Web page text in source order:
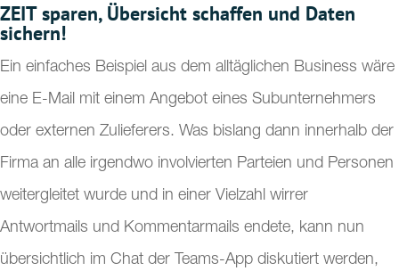
ZEIT sparen, Übersicht schaffen und Daten
sichern!
Ein einfaches Beispiel aus dem alltäglichen Business wäre
eine E-Mail mit einem Angebot eines Subunternehmers
oder externen Zulieferers. Was bislang dann innerhalb der
Firma an alle irgendwo involvierten Parteien und Personen
weitergleitet wurde und in einer Vielzahl wirrer
Antwortmails und Kommentarmails endete, kann nun
übersichtlich im Chat der Teams-App diskutiert werden,